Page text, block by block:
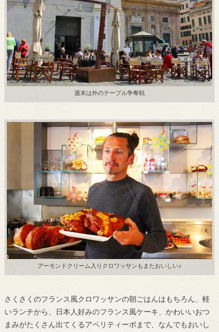
週末は外のテーブル争奪戦
アーモンドクリーム入りクロワッサンもまたおいしい♪
さくさくのフランス風クロワッサンの朝ごはんはもちろん、軽
いランチから、日本人好みのフランス風ケーキ、かわいいおつ
まみがたくさん出てくるアペリティーボまで、なんでもおいし